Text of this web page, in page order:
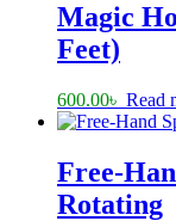
Magic
Feet)
600.00৳ Read
Free-
Rotating